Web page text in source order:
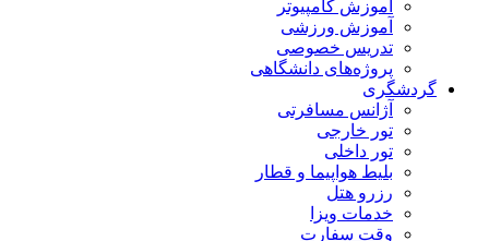
آموزش کامپیوتر
آموزش ورزشی
تدریس خصوصی
پروژه‌های دانشگاهی
گردشگری
آژانس مسافرتی
تور خارجی
تور داخلی
بلیط هواپیما و قطار
رزرو هتل
خدمات ویزا
وقت سفارت